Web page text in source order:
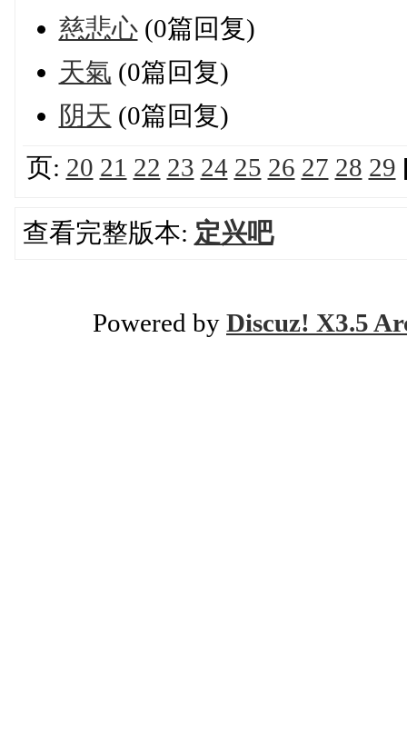
慈悲心(0篇回复)
天氣 (0篇回复)
阴天 (0篇回复)
页: 20 21 22 23 24 25 26 27 28 29
查看完整版本: 定兴吧
Powered by Discuz! X3.5